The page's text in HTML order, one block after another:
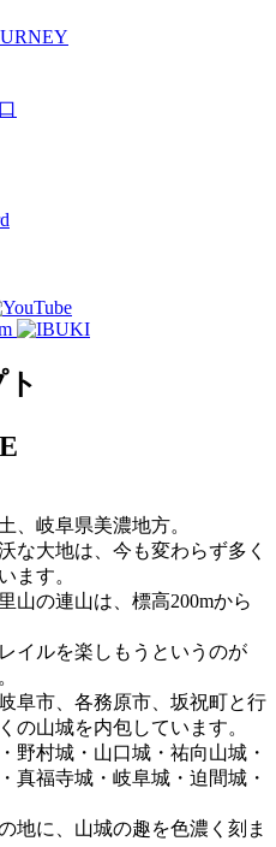
、岐阜県美濃地方。
な大地は、今も変わらず多く
ます。
山の連山は、標高200mから
イルを楽しもうというのが
阜市、各務原市、坂祝町と行
の山城を内包しています。
野村城・山口城・祐向山城・
真福寺城・岐阜城・迫間城・
地に、山城の趣を色濃く刻ま